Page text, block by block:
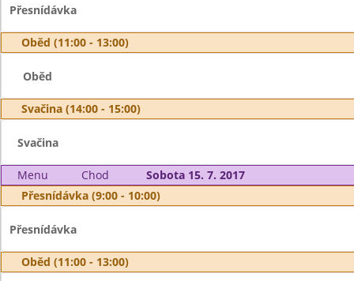
Přesnídávka
Oběd (11:00 - 13:00)
Oběd
Svačina (14:00 - 15:00)
Svačina
Menu Chod
Sobota 15. 7. 2017
Přesnídávka (9:00 - 10:00)
Přesnídávka
Oběd (11:00 - 13:00)